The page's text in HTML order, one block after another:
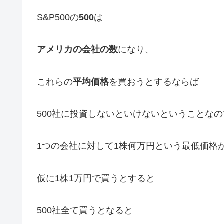
S&P500の500は
アメリカの会社の数になり、
これらの平均価格を買おうとするならば
500社に投資しないといけないということな
1つの会社に対して1株何万円という最低価格
仮に1株1万円で買うとすると
500社全て買うとなると